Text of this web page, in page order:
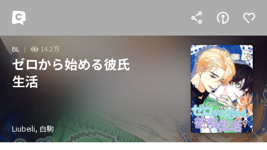
BL 14.2万
ゼロから始める彼氏
生活
Liubeili, 白駒